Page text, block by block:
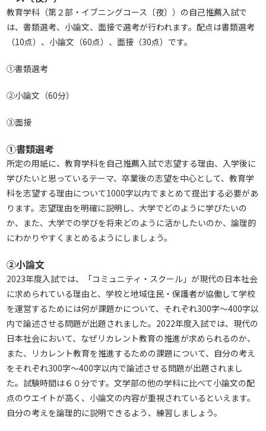
教育学科（第２部・イブニングコース〔夜〕）の自己推薦入試で
は、書類選考、小論文、面接で選考が行われます。配点は書類選考
（10点）、小論文（60点）、面接（30点）です。
①書類選考
②小論文（60分）
③面接
①書類選考
所定の用紙に、教育学科を自己推薦入試で志望する理由、入学後に
学びたいと思っているテーマ、卒業後の志望を中心として、教育学
科を志望する理由について1000字以内でまとめて提出する必要があ
ります。志望理由を明確に説明し、大学でどのように学びたいの
か、また、大学での学びを将来どのように活かしたいのか、論理的
にわかりやすくまとめるようにしましょう。
②小論文
2023年度入試では、「コミュニティ・スクール」が現代の日本社会
に求められている理由と、学校と地域住民・保護者が協働して学校
を運営するためには何が課題かについて、それぞれ300字～400字以
内で論述させる問題が出題されました。2022年度入試では、現代の
日本社会において、なぜリカレント教育の推進が求められるのか、
また、リカレント教育を推進するための課題について、自分の考え
をそれぞれ300字～400字以内で論述させる問題が出題されまし
た。試験時間は６０分です。文学部の他の学科に比べて小論文の配
点のウエイトが高く、小論文の内容が重視されているといえます。
自分の考えを論理的に説明できるよう、練習しましょう。